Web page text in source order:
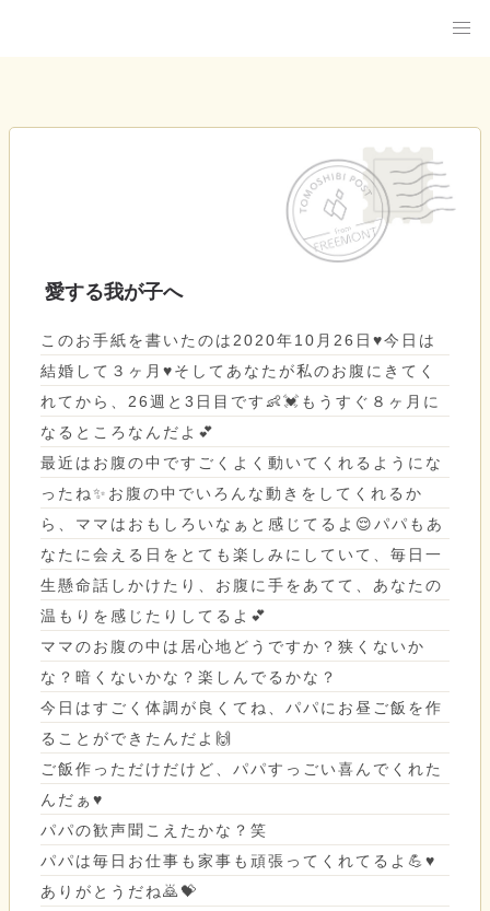
愛する我が子へ
このお手紙を書いたのは2020年10月26日♥️今日は
結婚して３ヶ月♥️そしてあなたが私のお腹にきてく
れてから、26週と3日目です👶💓もうすぐ８ヶ月に
なるところなんだよ💕
最近はお腹の中ですごくよく動いてくれるようにな
ったね✨お腹の中でいろんな動きをしてくれるか
ら、ママはおもしろいなぁと感じてるよ😌パパもあ
なたに会える日をとても楽しみにしていて、毎日一
生懸命話しかけたり、お腹に手をあてて、あなたの
温もりを感じたりしてるよ💕
ママのお腹の中は居心地どうですか？狭くないか
な？暗くないかな？楽しんでるかな？
今日はすごく体調が良くてね、パパにお昼ご飯を作
ることができたんだよ🙌
ご飯作っただけだけど、パパすっごい喜んでくれた
んだぁ♥️
パパの歓声聞こえたかな？笑
パパは毎日お仕事も家事も頑張ってくれてるよ💪♥️
ありがとうだね🙇💝